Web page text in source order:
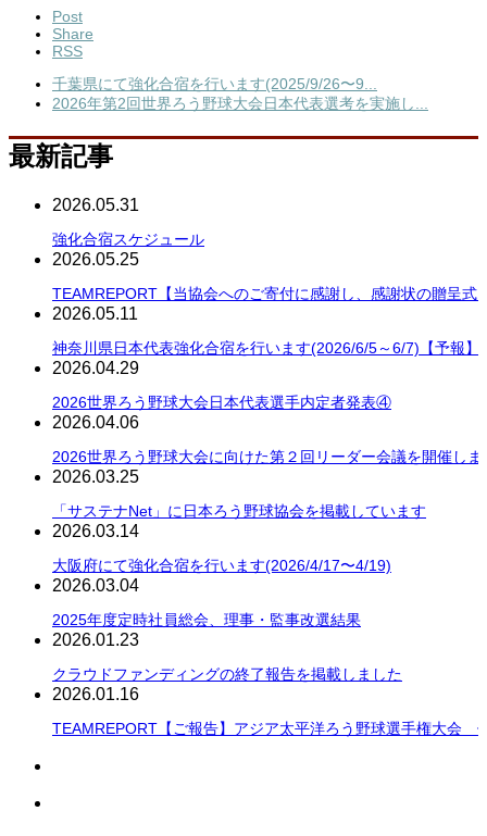
Post
Share
RSS
千葉県にて強化合宿を行います(2025/9/26〜9...
2026年第2回世界ろう野球大会日本代表選考を実施し...
最新記事
2026.05.31
強化合宿スケジュール
2026.05.25
TEAMREPORT【当協会へのご寄付に感謝し、感謝状の贈呈式
2026.05.11
神奈川県日本代表強化合宿を行います(2026/6/5～6/7)【予報】
2026.04.29
2026世界ろう野球大会日本代表選手内定者発表④
2026.04.06
2026世界ろう野球大会に向けた第２回リーダー会議を開催しま
2026.03.25
「サステナNet」に日本ろう野球協会を掲載しています
2026.03.14
大阪府にて強化合宿を行います(2026/4/17〜4/19)
2026.03.04
2025年度定時社員総会、理事・監事改選結果
2026.01.23
クラウドファンディングの終了報告を掲載しました
2026.01.16
TEAMREPORT【ご報告】アジア太平洋ろう野球選手権大会